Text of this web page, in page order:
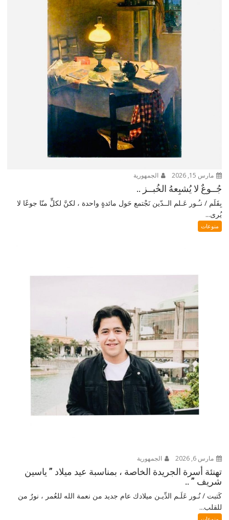
مارس 15, 2026 الجمهورية
جُــوعٌ لا يُشبِعهُ الخُبــز ..
بِقَلَم / نـُـور عَـلم الــدّين نَجْتمع حَول مائدةٍ واحدة ، لكنَّ لكلٍّ منّا جوعًا لا
يُرى...
منوعات
مارس 6, 2026 الجمهورية
تهنئة أسرة الجريدة الخاصة ، بمناسبة عيد ميلاد ” ياسين
شريف ” ..
كَتبت / نُـور عَلَـم الدِّيـن ميلادك عام جديد من نعمة الله للعُمر ، نورٌ من
للقلب...